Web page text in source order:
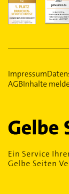
Impressum
AGBInhalte
Ein Service
Gelbe Seiten